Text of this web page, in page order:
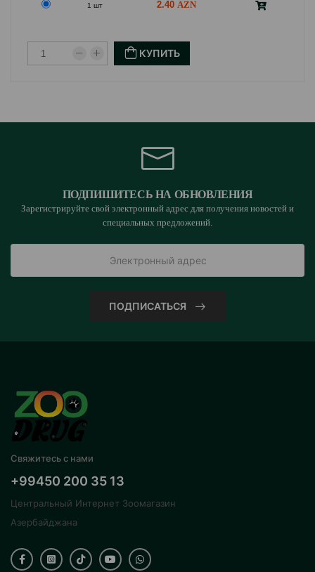
Кошки весом 1-1,5 кг – 190-250 гр в день.
Страна производитель: Германия.
1 шт
2.40
КУПИТЬ
ПОДПИШИТЕСЬ НА ОБНОВЛЕНИЯ
Зарегистрируйте свой электронный адрес для получения новостей и
специальных предложений.
ПОДПИСАТЬСЯ
Свяжитесь с нами
+99450 200 35 13
Центральный Интернет Зоомагазин
Азербайджана